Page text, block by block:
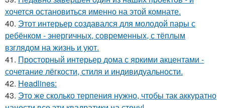
хочется остановиться именно на этой комнате.
40. Этот интерьер создавался для молодой пары с
ребёнком - энергичных, современных, с тёплым
взглядом на жизнь и уют.
41. Просторный интерьер дома с яркими акцентами -
сочетание лёгкости, стиля и индивидуальности.
42. Headlines:
43. Это же сколько терпения нужно, чтобы так аккуратно